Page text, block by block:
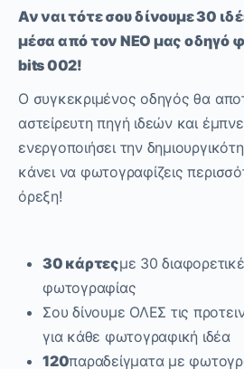
Αν ναι τότε σου δίνουμε 30
μέσα από τον ΝΕΟ μας οδηγό
bits 002!
Ο συγκεκριμένος οδηγός θα
αστείρευτη πηγή ιδεών και
ενεργοποιήσει την
κάνει να φωτογραφίζεις
όρεξη!
30 κάρτεςμε 30
φωτογραφίας
Σου δίνουμε ΟΛΕΣ τις
για κάθε φωτογραφική ιδέα
120παραδείγματα με